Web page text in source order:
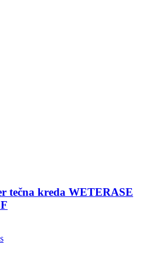
tečna kreda WETERASE